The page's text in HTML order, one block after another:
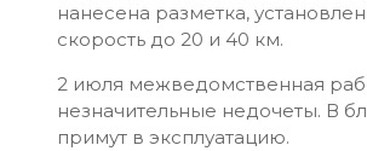
нанесена разметка,
скорость до 20 и 40 км.
2 июля межведомственная
незначительные недочеты. В
примут в эксплуатацию.